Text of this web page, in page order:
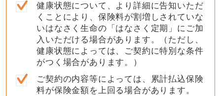
健康状態について、より詳細に告知いただ
くことにより、保険料が割増しされていな
いはなさく生命の「はなさく定期」にご加
入いただける場合があります。（ただし、
健康状態によっては、ご契約に特別な条件
がつく場合があります。）
ご契約の内容等によっては、累計払込保険
料が保険金額を上回る場合があります。